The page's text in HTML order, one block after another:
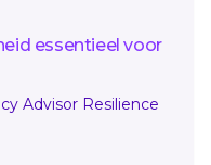
essentieel voor
Advisor Resilience